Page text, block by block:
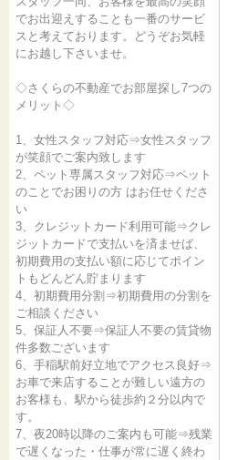
でお出迎えすることも一番のサービ
スと考えております。どうぞお気軽
にお越し下さいませ。
◇さくらの不動産でお部屋探し7つの
メリット◇
1、女性スタッフ対応⇒女性スタッフ
が笑顔でご案内致します
2、ペット専属スタッフ対応⇒ペット
のことでお困りの方 はお任せくださ
い
3、クレジットカード利用可能⇒クレ
ジットカードで支払いを済ませば、
初期費用の支払い額に応じてポイン
トもどんどん貯まります
4、初期費用分割⇒初期費用の分割を
ご相談ください
5、保証人不要⇒保証人不要の賃貸物
件多数ございます
6、手稲駅前好立地でアクセス良好⇒
お車で来店することが難しい遠方の
お客様も、駅から徒歩約２分以内で
す。
7、夜20時以降のご案内も可能⇒残業
で遅くなった・仕事が常に遅く終わ